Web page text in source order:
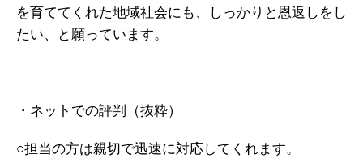
を育ててくれた地域社会にも、しっかりと恩返しをし
たい、と願っています。
・ネットでの評判（抜粋）
○担当の方は親切で迅速に対応してくれます。